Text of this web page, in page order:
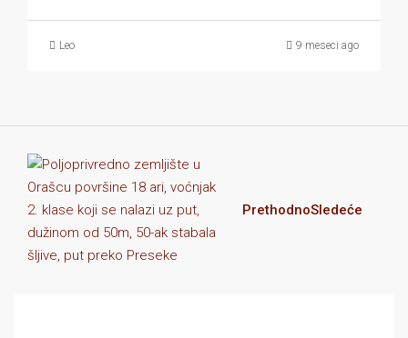
Leo 9 meseci ago
PrethodnoSledeće